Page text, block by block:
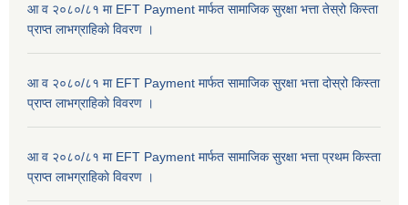
आ व २०८०/८१ मा EFT Payment मार्फत सामाजिक सुरक्षा भत्ता तेस्रो किस्ता
प्राप्त लाभग्राहिकाे विवरण ।
आ व २०८०/८१ मा EFT Payment मार्फत सामाजिक सुरक्षा भत्ता दोस्रो किस्ता
प्राप्त लाभग्राहिकाे विवरण ।
आ व २०८०/८१ मा EFT Payment मार्फत सामाजिक सुरक्षा भत्ता प्रथम किस्ता
प्राप्त लाभग्राहिकाे विवरण ।